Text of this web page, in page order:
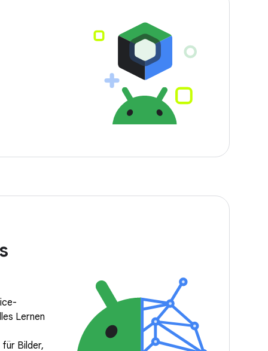
Lernen
Bilder,